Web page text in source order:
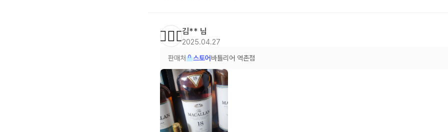
💁🏻‍♂️김** 님
2025.04.27
판매처 스토어 바틀리어 역촌점